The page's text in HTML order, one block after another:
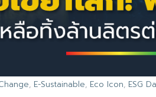
, E-Sustainable, Eco Icon, ESG